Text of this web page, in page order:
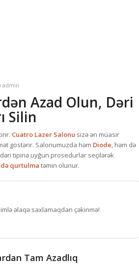
admin
Azad Olun, Dəri
Silin
Cuatro Lazer Salonu sizə ən müasir
göstərir. Salonumuzda həm Diode, həm də
tipinə uyğun prosedurlar seçilərək
qurtulma təmin olunur.
əlaqə saxlamaqdan çəkinmə!
Tam Azadlıq